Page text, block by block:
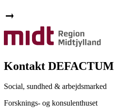
Kontakt DEFACTUM
Social, sundhed & arbejdsmarked
Forsknings- og konsulenthuset